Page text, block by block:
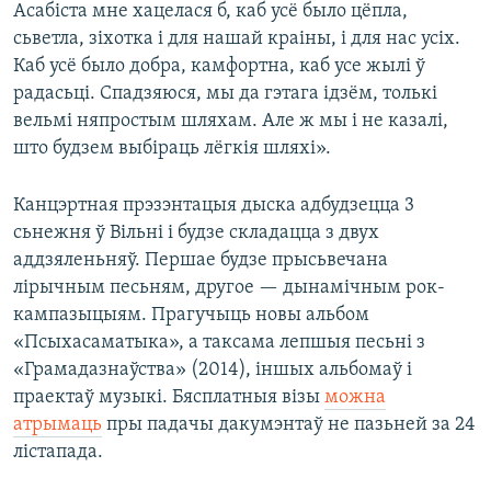
Асабіста мне хацелася б, каб усё было цёпла,
сьветла, зіхотка і для нашай краіны, і для нас усіх.
Каб усё было добра, камфортна, каб усе жылі ў
радасьці. Спадзяюся, мы да гэтага ідзём, толькі
вельмі няпростым шляхам. Але ж мы і не казалі,
што будзем выбіраць лёгкія шляхі».
Канцэртная прэзэнтацыя дыска адбудзецца 3
сьнежня ў Вільні і будзе складацца з двух
аддзяленьняў. Першае будзе прысьвечана
лірычным песьням, другое — дынамічным рок-
кампазыцыям. Прагучыць новы альбом
«Псыхасаматыка», а таксама лепшыя песьні з
«Грамадазнаўства» (2014), іншых альбомаў і
праектаў музыкі. Бясплатныя візы можна
атрымаць пры падачы дакумэнтаў не пазьней за 24
лістапада.